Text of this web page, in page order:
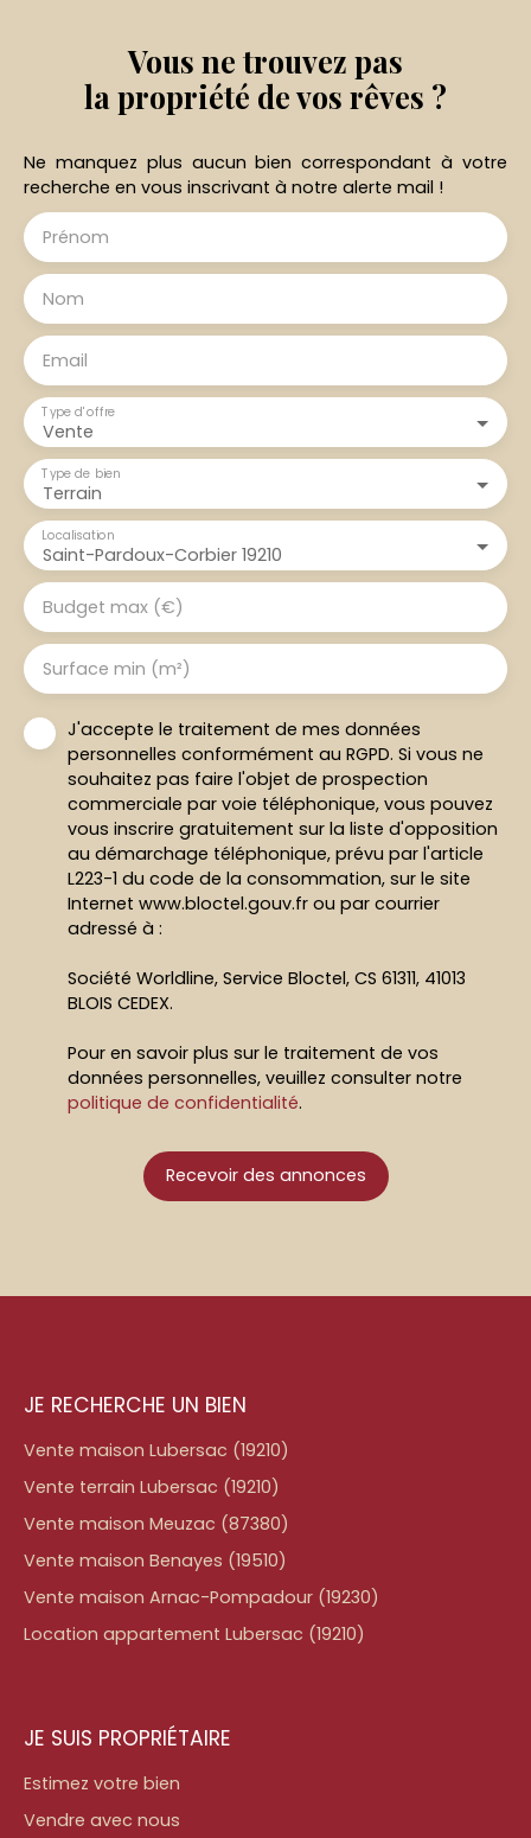
Vous ne trouvez pas
la propriété de vos rêves ?
Ne manquez plus aucun bien correspondant à votre
recherche en vous inscrivant à notre alerte mail !
Prénom
Nom
Email
Vente
Type d'offre
Terrain
Type de bien
Saint-Pardoux-Corbier 19210
Localisation
Budget max (€)
Surface min (m²)
J'accepte le traitement de mes données
personnelles conformément au RGPD. Si vous ne
souhaitez pas faire l'objet de prospection
commerciale par voie téléphonique, vous pouvez
vous inscrire gratuitement sur la liste d'opposition
au démarchage téléphonique, prévu par l'article
L223-1 du code de la consommation, sur le site
Internet www.bloctel.gouv.fr ou par courrier
adressé à :
Société Worldline, Service Bloctel, CS 61311, 41013
BLOIS CEDEX.
Pour en savoir plus sur le traitement de vos
données personnelles, veuillez consulter notre
politique de confidentialité.
Recevoir des annonces
JE RECHERCHE UN BIEN
Vente maison Lubersac (19210)
Vente terrain Lubersac (19210)
Vente maison Meuzac (87380)
Vente maison Benayes (19510)
Vente maison Arnac-Pompadour (19230)
Location appartement Lubersac (19210)
JE SUIS PROPRIÉTAIRE
Estimez votre bien
Vendre avec nous